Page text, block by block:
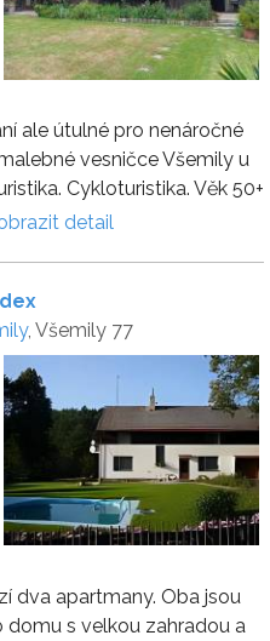
ale útulné pro nenáročné
vesničce Všemily u
Cykloturistika. Věk 50+
detail
, Všemily 77
dva apartmany. Oba jsou
s velkou zahradou a